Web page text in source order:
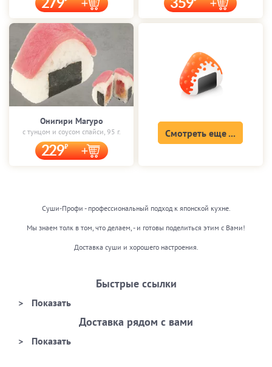
279 359
Онигири Магуро
с тунцом и соусом спайси, 95 г.
229
Смотреть еще ...
Суши-Профи - профессиональный подход к японской кухне.
Мы знаем толк в том, что делаем, - и готовы поделиться этим с Вами!
Доставка суши и хорошего настроения.
Быстрые ссылки
Доставка рядом с вами